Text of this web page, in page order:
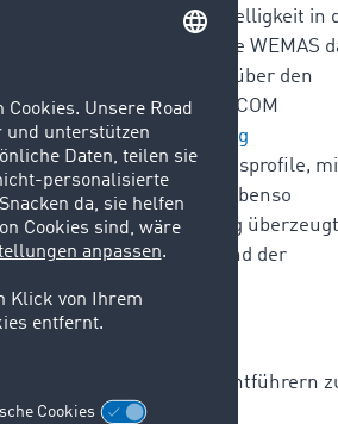
drastisch reduziert. Schnelligkeit in
Monaten revolutionierte WEMAS
2.221 digitale Aufträge über den
Coachings mit TIMOCOM
in derAnwendung
wie die Unternehmensprofile,
schnell finden kann. Ebenso
bereithält. Die Schulung
des Transports und der
Kommunikation mit Frachtführern